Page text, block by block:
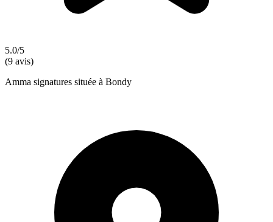
5.0/5
(9 avis)
Amma signatures située à Bondy